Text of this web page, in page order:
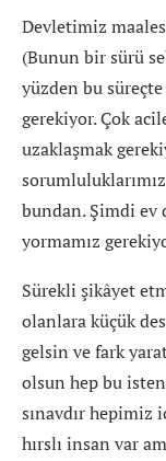
Devletimiz
(Bunun bir sürü
yüzden bu
gerekiyor. Çok
uzaklaşmak
bundan. Şimdi ev
yormamız
Sürekli şikâyet
olanlara küçük
gelsin ve fark
olsun hep bu
sınavdır hepimiz
hırslı insan var